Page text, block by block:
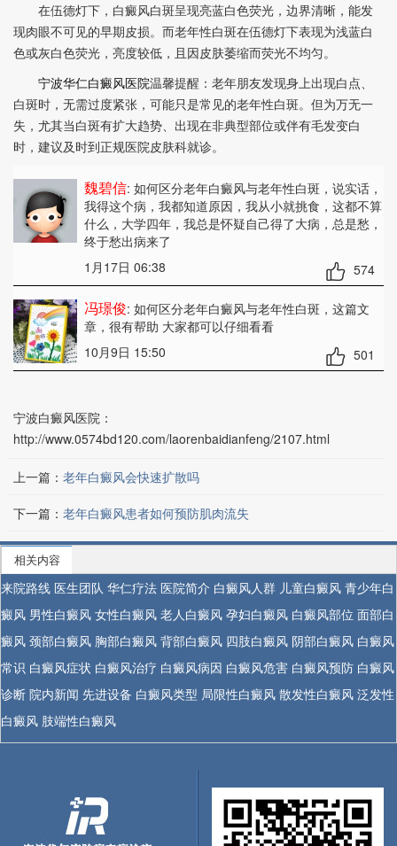
在伍德灯下，白癜风白斑呈现亮蓝白色荧光，边界清晰，能发
现肉眼不可见的早期皮损。而老年性白斑在伍德灯下表现为浅蓝白
色或灰白色荧光，亮度较低，且因皮肤萎缩而荧光不均匀。
宁波华仁白癜风医院温馨提醒：老年朋友发现身上出现白点、
白斑时，无需过度紧张，可能只是常见的老年性白斑。但为万无一
失，尤其当白斑有扩大趋势、出现在非典型部位或伴有毛发变白
时，建议及时到正规医院皮肤科就诊。
魏碧信: 如何区分老年白癜风与老年性白斑，说实话，
我得这个病，我都知道原因，我从小就挑食，这都不算
什么，大学四年，我总是怀疑自己得了大病，总是愁，
终于愁出病来了
1月17日 06:38
574
冯璟俊: 如何区分老年白癜风与老年性白斑，这篇文
章，很有帮助 大家都可以仔细看看
10月9日 15:50
501
宁波白癜风医院：
http://www.0574bd120.com/laorenbaidianfeng/2107.html
上一篇： 老年白癜风会快速扩散吗
下一篇： 老年白癜风患者如何预防肌肉流失
相关内容
来院路线 医生团队 华仁疗法 医院简介 白癜风人群 儿童白癜风 青少年白
癜风 男性白癜风 女性白癜风 老人白癜风 孕妇白癜风 白癜风部位 面部白
癜风 颈部白癜风 胸部白癜风 背部白癜风 四肢白癜风 阴部白癜风 白癜风
常识 白癜风症状 白癜风治疗 白癜风病因 白癜风危害 白癜风预防 白癜风
诊断 院内新闻 先进设备 白癜风类型 局限性白癜风 散发性白癜风 泛发性
白癜风 肢端性白癜风